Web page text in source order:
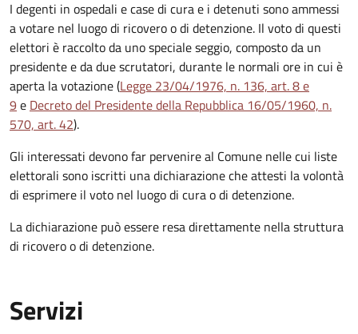
I degenti in ospedali e case di cura e i detenuti sono ammessi
a votare nel luogo di ricovero o di detenzione. Il voto di questi
elettori è raccolto da uno speciale seggio, composto da un
presidente e da due scrutatori, durante le normali ore in cui è
aperta la votazione (Legge 23/04/1976, n. 136, art. 8 e
9e Decreto del Presidente della Repubblica 16/05/1960, n.
570, art. 42).
Gli interessati devono far pervenire al Comune nelle cui liste
elettorali sono iscritti una dichiarazione che attesti la volontà
di esprimere il voto nel luogo di cura o di detenzione.
La dichiarazione può essere resa direttamente nella struttura
di ricovero o di detenzione.
Servizi